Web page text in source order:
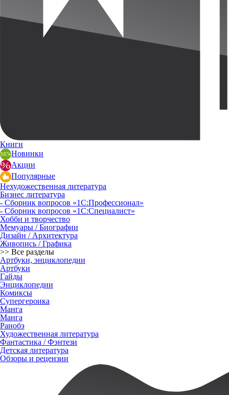
Книги
Новинки
Акции
Популярные
Нехудожественная литература
Бизнес литература
- Сборник вопросов «1С:Профессионал»
- Сборник вопросов «1С:Специалист»
Хобби и творчество
Мемуары / Биографии
Дизайн / Архитектура
Живопись / Графика
>> Все разделы
Артбуки, энциклопедии
Артбуки
Гайды
Энциклопедии
Комиксы
Супергероика
Манга
Манга
Ранобэ
Художественная литература
Фантастика / Фэнтези
Детская литература
Обзоры и рецензии